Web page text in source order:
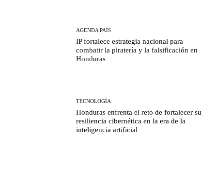
AGENDA PAÍS
IP fortalece estrategia nacional para
combatir la piratería y la falsificación en
Honduras
TECNOLOGÍA
Honduras enfrenta el reto de fortalecer su
resiliencia cibernética en la era de la
inteligencia artificial